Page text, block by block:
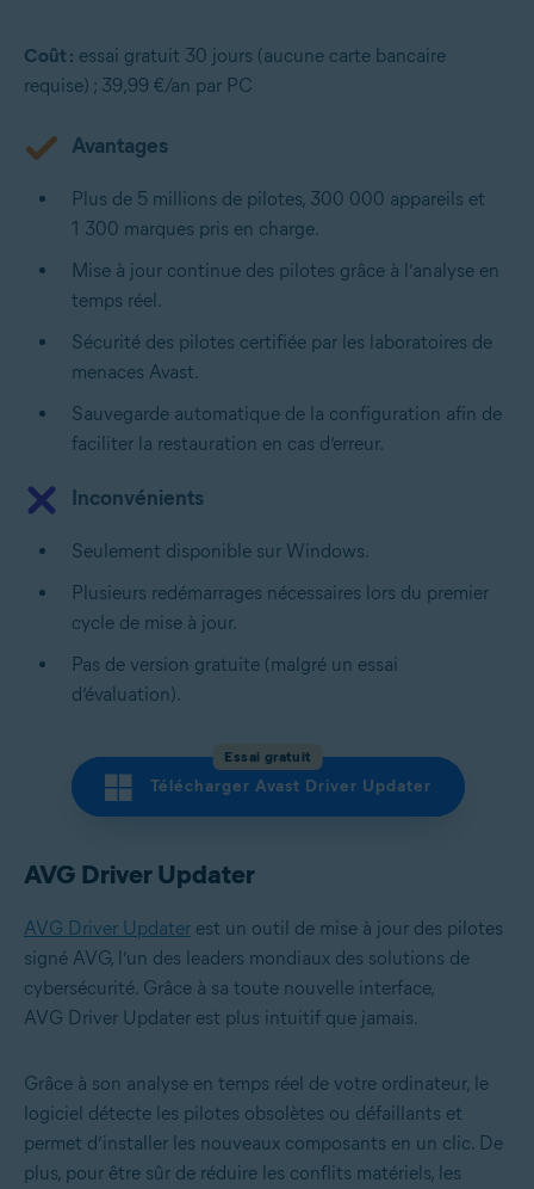
Coût : essai gratuit 30 jours (aucune carte bancaire
requise) ; 39,99 €/an par PC
Avantages
Plus de 5 millions de pilotes, 300 000 appareils et
1 300 marques pris en charge.
Mise à jour continue des pilotes grâce à l’analyse en
temps réel.
Sécurité des pilotes certifiée par les laboratoires de
menaces Avast.
Sauvegarde automatique de la configuration afin de
faciliter la restauration en cas d’erreur.
Inconvénients
Seulement disponible sur Windows.
Plusieurs redémarrages nécessaires lors du premier
cycle de mise à jour.
Pas de version gratuite (malgré un essai
d’évaluation).
Essai gratuit
Télécharger Avast Driver Updater
AVG Driver Updater
AVG Driver Updater est un outil de mise à jour des pilotes
signé AVG, l’un des leaders mondiaux des solutions de
cybersécurité. Grâce à sa toute nouvelle interface,
AVG Driver Updater est plus intuitif que jamais.
Grâce à son analyse en temps réel de votre ordinateur, le
logiciel détecte les pilotes obsolètes ou défaillants et
permet d’installer les nouveaux composants en un clic. De
plus, pour être sûr de réduire les conflits matériels, les